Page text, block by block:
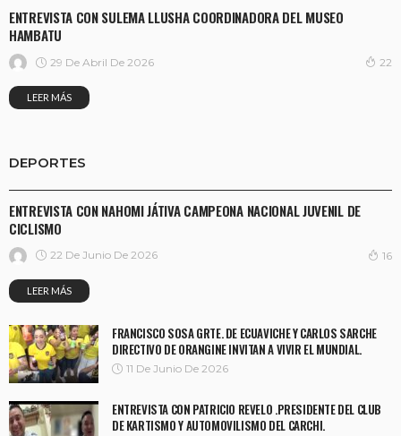
ENTREVISTA CON SULEMA LLUSHA COORDINADORA DEL MUSEO
HAMBATU
29 De Abril De 2026 22
LEER MÁS
DEPORTES
ENTREVISTA CON NAHOMI JÁTIVA CAMPEONA NACIONAL JUVENIL DE
CICLISMO
22 De Junio De 2026 16
LEER MÁS
FRANCISCO SOSA GRTE. DE ECUAVICHE Y CARLOS SARCHE
DIRECTIVO DE ORANGINE INVITAN A VIVIR EL MUNDIAL.
11 De Junio De 2026
ENTREVISTA CON PATRICIO REVELO .PRESIDENTE DEL CLUB
DE KARTISMO Y AUTOMOVILISMO DEL CARCHI.